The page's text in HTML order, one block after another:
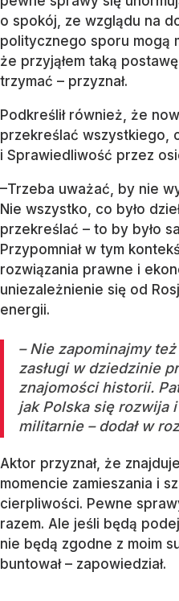
o spokój, ze wzglądu na
politycznego sporu mogą
że przyjąłem taką
trzymać – przyznał.
Podkreślił również, że
przekreślać wszystkiego,
i Sprawiedliwość przez
–Trzeba uważać, by nie
Nie wszystko, co było
przekreślać – to by było
Przypomniał w tym
rozwiązania prawne i
uniezależnienie się od
energii.
– Nie zapominajmy
zasługi w dziedzinie
znajomości historii.
jak Polska się rozwija
militarnie – dodał w
Aktor przyznał, że
momencie zamieszania i
cierpliwości. Pewne
razem. Ale jeśli będą
nie będą zgodne z moim
buntował – zapowiedział.